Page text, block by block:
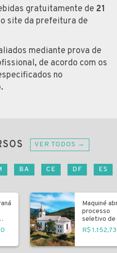
gratuitamente de 21
site da prefeitura de
mediante prova de
de acordo com os
no
VER TODOS →
BA CE DF ES
Maquiné
processo
seletivo de
R$ 1.152,73